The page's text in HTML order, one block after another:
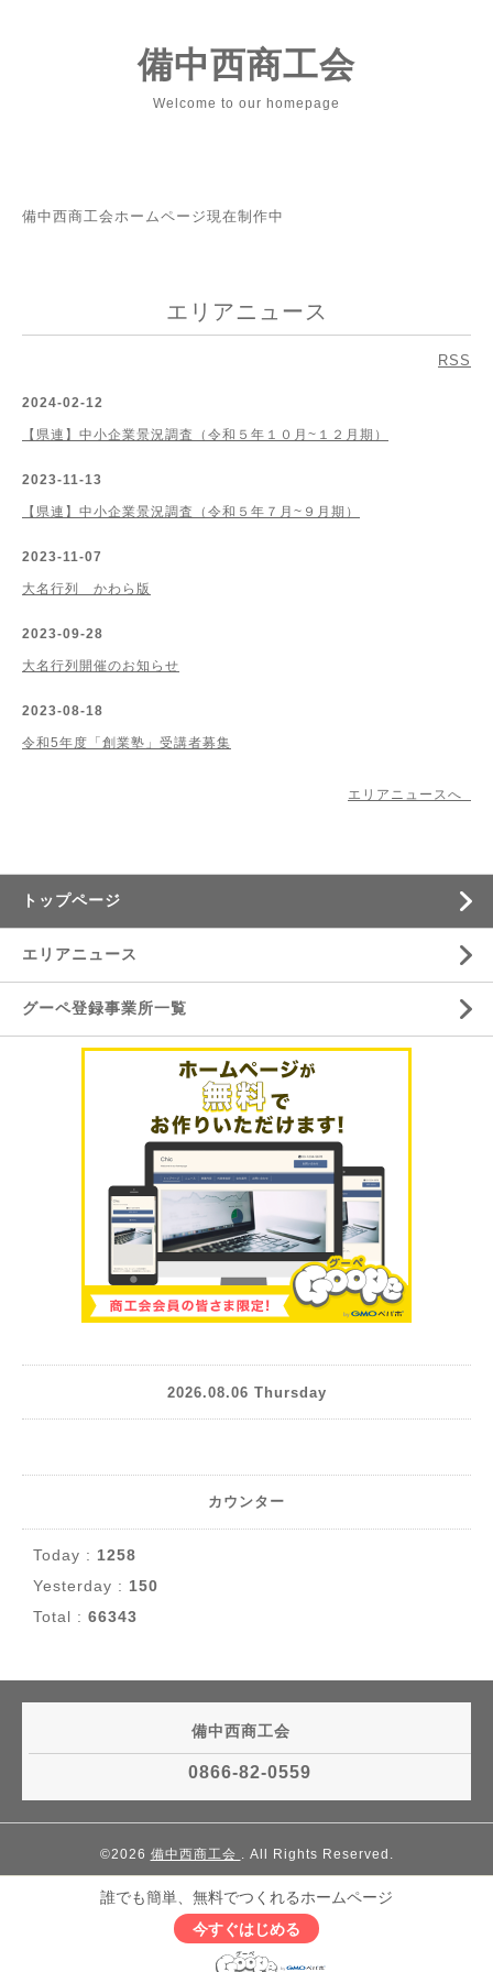
備中西商工会
Welcome to our homepage
備中西商工会ホームページ現在制作中
エリアニュース
RSS
2024-02-12
【県連】中小企業景況調査（令和５年１０月~１２月期）
2023-11-13
【県連】中小企業景況調査（令和５年７月~９月期）
2023-11-07
大名行列 かわら版
2023-09-28
大名行列開催のお知らせ
2023-08-18
令和5年度「創業塾」受講者募集
エリアニュースへ
トップページ
エリアニュース
グーペ登録事業所一覧
2026.08.06 Thursday
カウンター
Today : 1258
Yesterday : 150
Total : 66343
備中西商工会
0866-82-0559
©2026 備中西商工会 . All Rights Reserved.
誰でも簡単、無料でつくれるホームページ
今すぐはじめる